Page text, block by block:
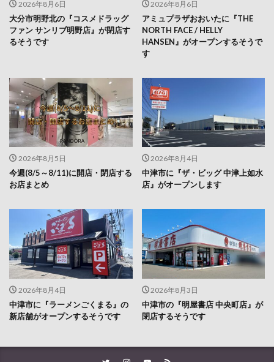
2026年8月6日
大分市明野北の『コスメドラッグ
ファン サンリブ明野店』が閉店す
るそうです
2026年8月6日
アミュプラザおおいたに『THE
NORTH FACE / HELLY
HANSEN』がオープンするそうで
す
2026年8月5日
今週(8/5～8/11)に開店・閉店する
お店まとめ
2026年8月4日
中津市に『ザ・ビッグ 中津上如水
店』がオープンします
2026年8月4日
中津市に『ラーメンごくまる』の
新店舗がオープンするそうです
2026年8月3日
中津市の『明屋書店 中央町店』が
閉店するそうです